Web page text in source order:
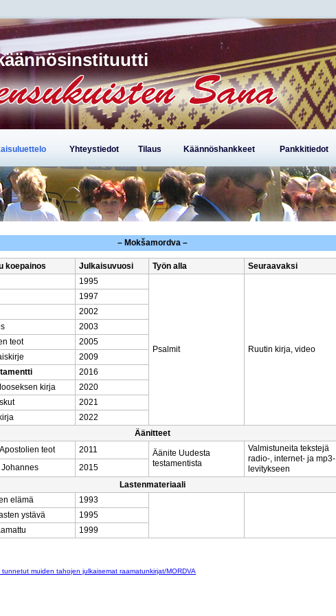
Yhteystiedot Tilaus Käännöshankkeet Pankkitiedot
– Mokšamordva –
koepainos Julkaisuvuosi Työn alla
Seuraavaksi
1995
Psalmit Ruutin kirja, video
1997
2002
2003
teot
2005
2009
2016
kirja
2020
2021
2022
Äänitteet
teot
2011
Äänite Uudesta
testamentista
Valmistuneita tekstejä
radio-, internet- ja mp3-
levitykseen
Johannes
2015
Lastenmateriaali
elämä
1993
ystävä
1995
1999
tunnetut muiden tahojen julkaisemat raamatunkirjat/MORDVA